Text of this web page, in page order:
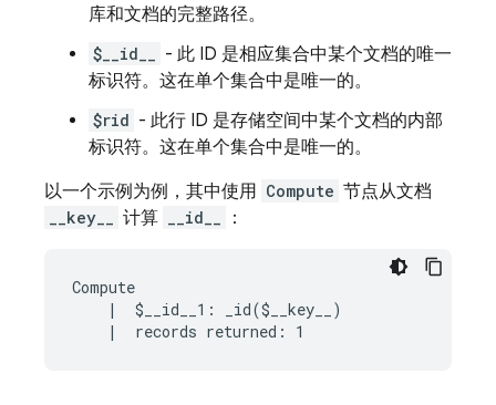
库和文档的完整路径。
$__id__
- 此 ID 是相应集合中某个文档的唯一
标识符。这在单个集合中是唯一的。
$rid - 此行 ID 是存储空间中某个文档的内部
标识符。这在单个集合中是唯一的。
以一个示例为例，其中使用 Compute 节点从文档
__key__ 计算 __id__ ：
Compute
    |  $__id__1: _id($__key__)